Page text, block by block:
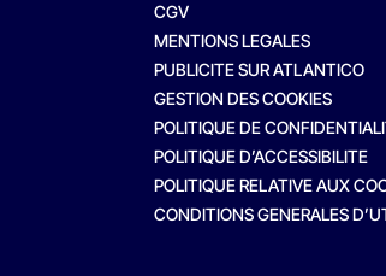
CGV
MENTIONS LEGALES
PUBLICITE SUR ATLANTICO
GESTION DES COOKIES
POLITIQUE DE
POLITIQUE D’ACCESSIBILITE
POLITIQUE RELATIVE AUX
CONDITIONS GENERALES